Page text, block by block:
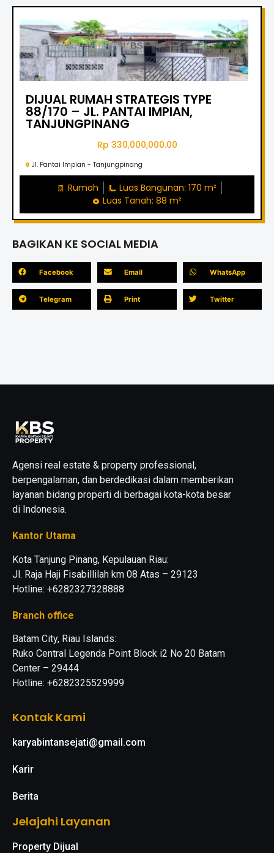
DIJUAL RUMAH STRATEGIS TYPE
88/170 – JL. PANTAI IMPIAN,
TANJUNGPINANG
Rp 330,000,000.00
Jl. Pantai Impian - Tanjungpinang
Rumah
Luas Bangunan: 170 m²
Luas Tanah: 88 m²
BAGIKAN KE SOCIAL MEDIA
Facebook Email WhatsApp
Telegram Print Twitter
Agensi real estate & property professional,
berpengalaman, dan berdedikasi dalam memberikan
layanan bidang properti di berbagai kota-kota besar
di Indonesia.
Kantor Utama
Kota Tanjung Pinang, Kepulauan Riau:
Jl. Raja Haji Fisabillilah km 08 Atas – 29123
Hotline: +6282327328888
Branch office
Batam City, Riau Islands:
Ruko Central Legenda Point Block i2 No 20 Batam
Center – 29444
Hotline: +6282325529999
Kontak Kami
karyabintansejati@gmail.com
Karir
Berita
Jelajahi Layanan
Property Dijual